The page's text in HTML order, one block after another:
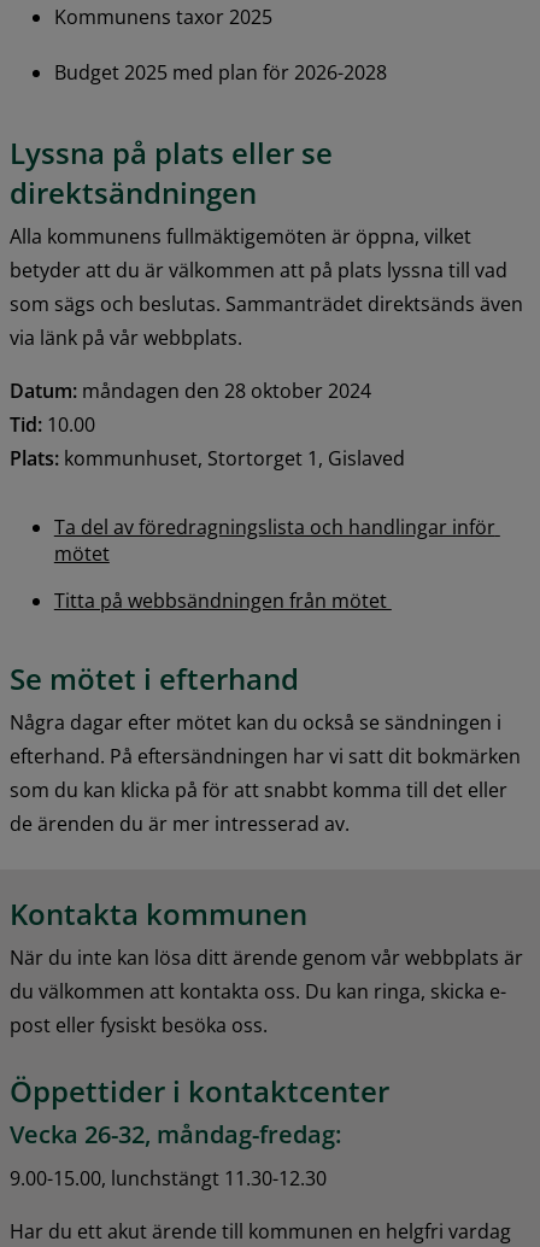
Kommunens taxor 2025
Budget 2025 med plan för 2026-2028
Lyssna på plats eller se
direktsändningen
Alla kommunens fullmäktigemöten är öppna, vilket
betyder att du är välkommen att på plats lyssna till vad
som sägs och beslutas. Sammanträdet direktsänds även
via länk på vår webbplats.
Datum: måndagen den 28 oktober 2024
Tid: 10.00
Plats: kommunhuset, Stortorget 1, Gislaved
Ta del av föredragningslista och handlingar inför
mötet
Titta på webbsändningen från mötet
Se mötet i efterhand
Några dagar efter mötet kan du också se sändningen i
efterhand. På eftersändningen har vi satt dit bokmärken
som du kan klicka på för att snabbt komma till det eller
de ärenden du är mer intresserad av.
Kontakta kommunen
När du inte kan lösa ditt ärende genom vår webbplats är
du välkommen att kontakta oss. Du kan ringa, skicka e-
post eller fysiskt besöka oss.
Öppettider i kontaktcenter
Vecka 26-32, måndag-fredag:
9.00-15.00, lunchstängt 11.30-12.30
Har du ett akut ärende till kommunen en helgfri vardag